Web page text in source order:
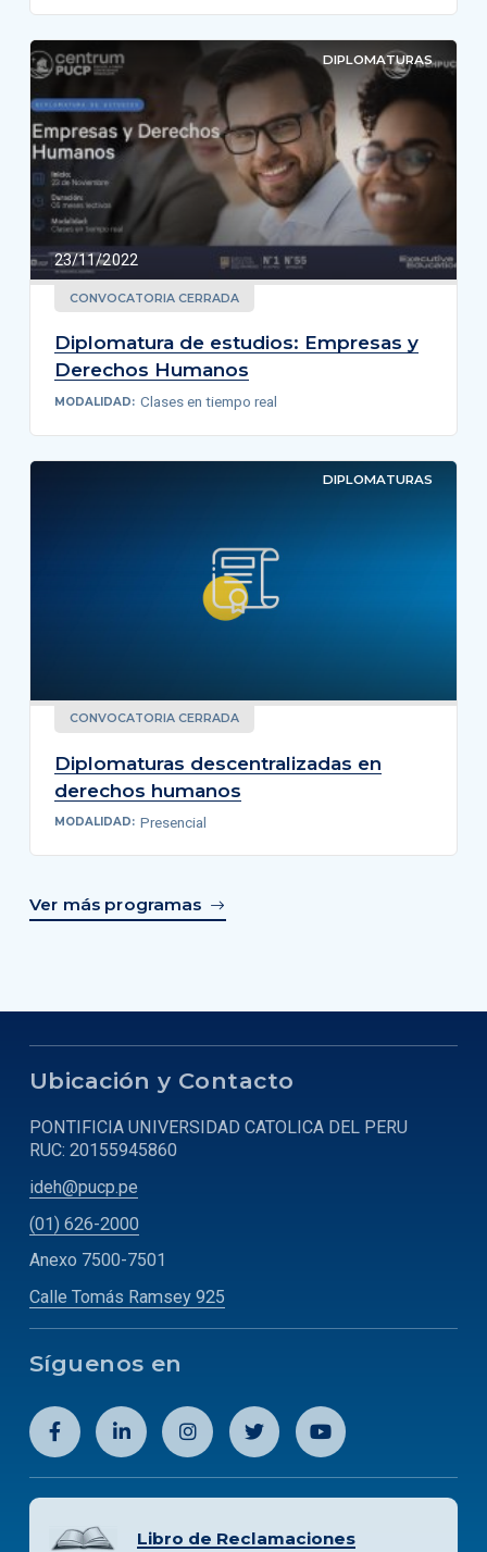
DIPLOMATURAS
23/11/2022
CONVOCATORIA CERRADA
Diplomatura de estudios: Empresas y
Derechos Humanos
MODALIDAD: Clases en tiempo real
DIPLOMATURAS
CONVOCATORIA CERRADA
Diplomaturas descentralizadas en
derechos humanos
MODALIDAD: Presencial
Ver más programas
Ubicación y Contacto
PONTIFICIA UNIVERSIDAD CATOLICA DEL PERU
RUC: 20155945860
ideh@pucp.pe
(01) 626-2000
Anexo 7500-7501
Calle Tomás Ramsey 925
Síguenos en
Libro de Reclamaciones